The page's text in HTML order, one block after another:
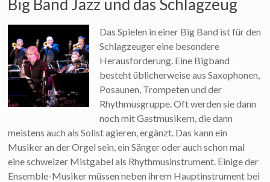
Big Band Jazz und das Schlagzeug
Das Spielen in einer Big Band ist für den
Schlagzeuger eine besondere
Herausforderung. Eine Bigband
besteht üblicherweise aus Saxophonen,
Posaunen, Trompeten und der
Rhythmusgruppe. Oft werden sie dann
noch mit Gastmusikern, die dann
meistens auch als Solist agieren, ergänzt. Das kann ein
Musiker an der Orgel sein, ein Sänger oder auch schon mal
eine schweizer Mistgabel als Rhythmusinstrument. Einige der
Ensemble-Musiker müssen neben ihrem Hauptinstrument bei